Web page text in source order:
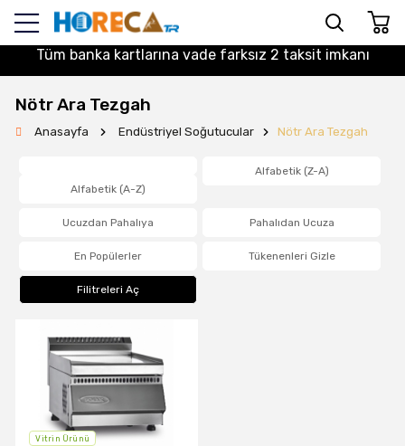
Tüm banka kartlarına vade farksız 2 taksit imkanı
Nötr Ara Tezgah
Anasayfa Endüstriyel Soğutucular Nötr Ara Tezgah
Alfabetik (A-Z)
Alfabetik (Z-A)
Ucuzdan Pahalıya Pahalıdan Ucuza
En Popülerler Tükenenleri Gizle
Filitreleri Aç
Vitrin Ürünü